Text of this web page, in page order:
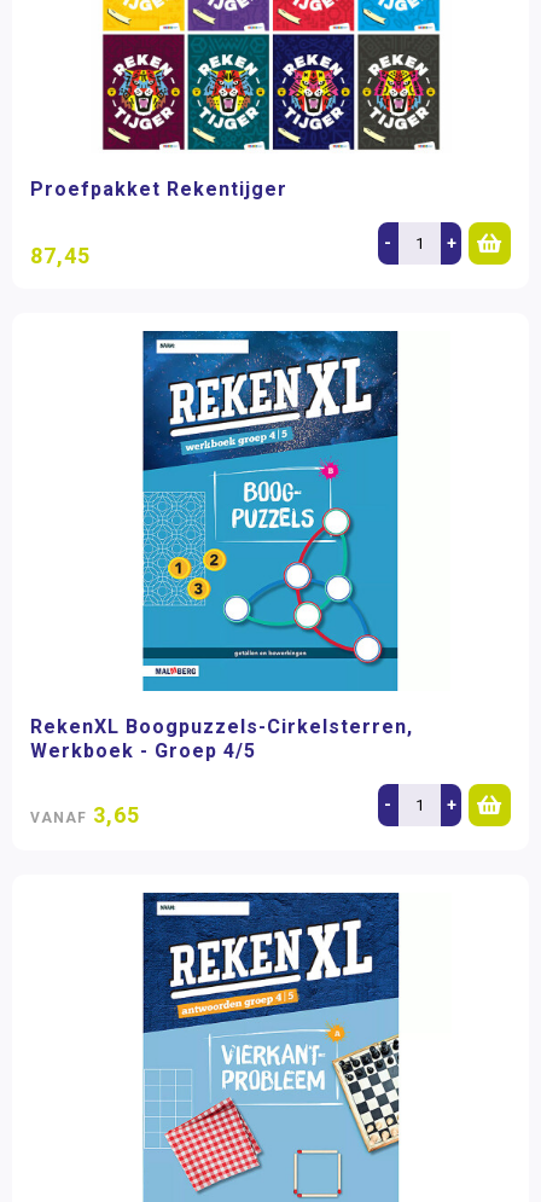
Proefpakket Rekentijger
87,45 - +
RekenXL Boogpuzzels-Cirkelsterren,
Werkboek - Groep 4/5
VANAF 3,65 - +